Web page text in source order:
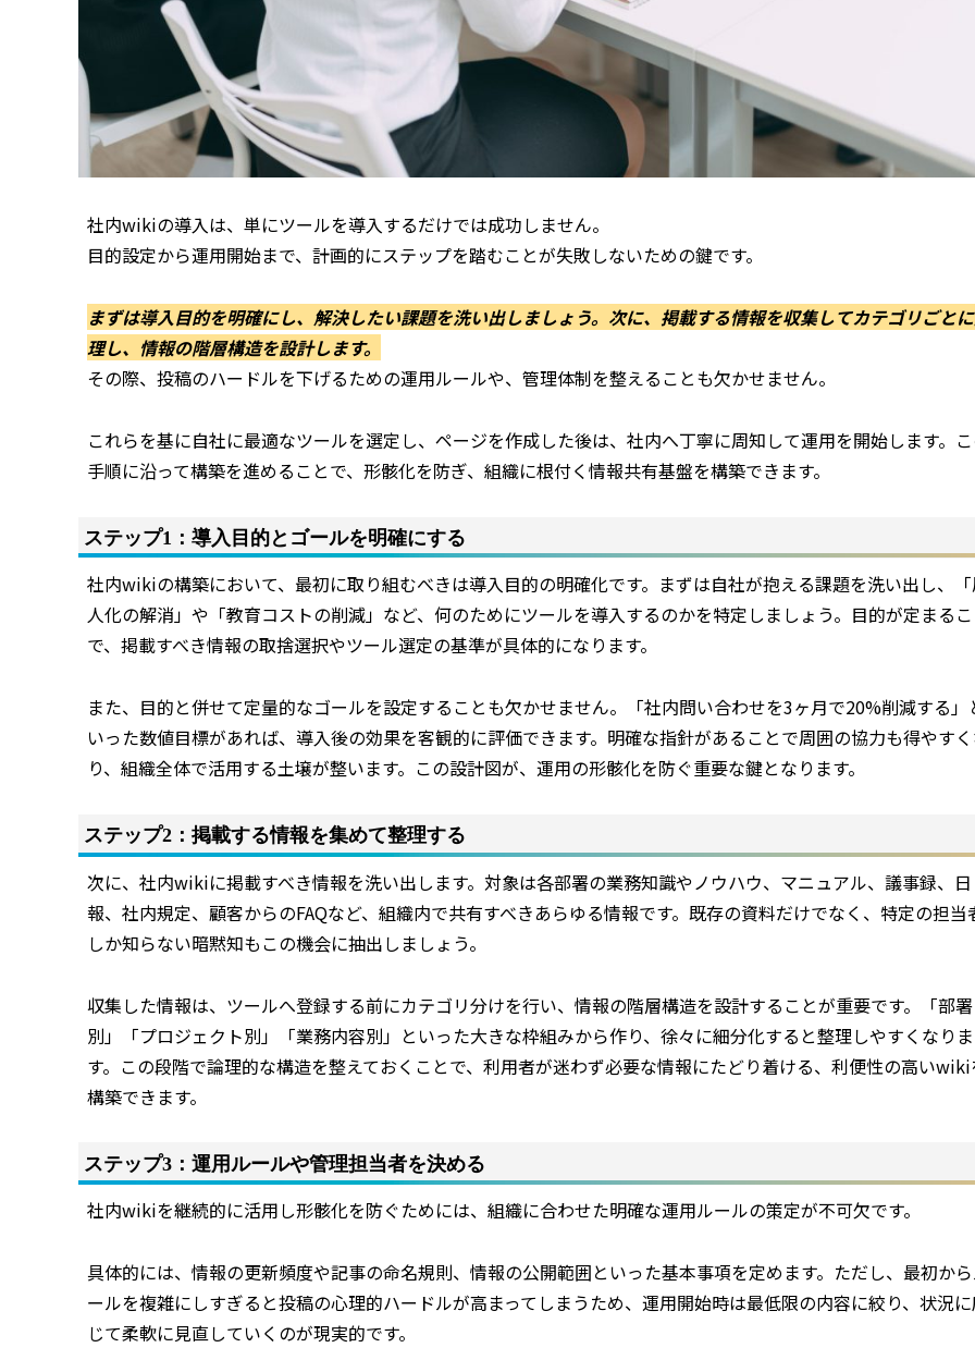
社内wikiの導入は、単にツールを導入するだけでは成功しません。
目的設定から運用開始まで、計画的にステップを踏むことが失敗しないための鍵です。
まずは導入目的を明確にし、解決したい課題を洗い出しましょう。次に、掲載する情報を収集してカテゴリごと
理し、情報の階層構造を設計します。
その際、投稿のハードルを下げるための運用ルールや、管理体制を整えることも欠かせません。
これらを基に自社に最適なツールを選定し、ページを作成した後は、社内へ丁寧に周知して運用を開始します。
手順に沿って構築を進めることで、形骸化を防ぎ、組織に根付く情報共有基盤を構築できます。
ステップ1：導入目的とゴールを明確にする
社内wikiの構築において、最初に取り組むべきは導入目的の明確化です。まずは自社が抱える課題を洗い出し、
人化の解消」や「教育コストの削減」など、何のためにツールを導入するのかを特定しましょう。目的が定まる
で、掲載すべき情報の取捨選択やツール選定の基準が具体的になります。
また、目的と併せて定量的なゴールを設定することも欠かせません。「社内問い合わせを3ヶ月で20%削減する」
いった数値目標があれば、導入後の効果を客観的に評価できます。明確な指針があることで周囲の協力も得やす
り、組織全体で活用する土壌が整います。この設計図が、運用の形骸化を防ぐ重要な鍵となります。
ステップ2：掲載する情報を集めて整理する
次に、社内wikiに掲載すべき情報を洗い出します。対象は各部署の業務知識やノウハウ、マニュアル、議事録、日
報、社内規定、顧客からのFAQなど、組織内で共有すべきあらゆる情報です。既存の資料だけでなく、特定の担当
しか知らない暗黙知もこの機会に抽出しましょう。
収集した情報は、ツールへ登録する前にカテゴリ分けを行い、情報の階層構造を設計することが重要です。「部署
別」「プロジェクト別」「業務内容別」といった大きな枠組みから作り、徐々に細分化すると整理しやすくなりま
す。この段階で論理的な構造を整えておくことで、利用者が迷わず必要な情報にたどり着ける、利便性の高い
構築できます。
ステップ3：運用ルールや管理担当者を決める
社内wikiを継続的に活用し形骸化を防ぐためには、組織に合わせた明確な運用ルールの策定が不可欠です。
具体的には、情報の更新頻度や記事の命名規則、情報の公開範囲といった基本事項を定めます。ただし、最初か
ールを複雑にしすぎると投稿の心理的ハードルが高まってしまうため、運用開始時は最低限の内容に絞り、状況
じて柔軟に見直していくのが現実的です。